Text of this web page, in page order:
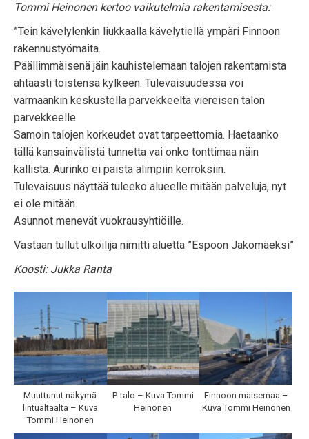
Tommi Heinonen kertoo vaikutelmia rakentamisesta:
”Tein kävelylenkin liukkaalla kävelytiellä ympäri Finnoon
rakennustyömaita.
Päällimmäisenä jäin kauhistelemaan talojen rakentamista
ahtaasti toistensa kylkeen. Tulevaisuudessa voi
varmaankin keskustella parvekkeelta viereisen talon
parvekkeelle.
Samoin talojen korkeudet ovat tarpeettomia. Haetaanko
tällä kansainvälistä tunnetta vai onko tonttimaa näin
kallista. Aurinko ei paista alimpiin kerroksiin.
Tulevaisuus näyttää tuleeko alueelle mitään palveluja, nyt
ei ole mitään.
Asunnot menevät vuokrausyhtiöille.
Vastaan tullut ulkoilija nimitti aluetta ”Espoon Jakomäeksi”
Koosti: Jukka Ranta
Muuttunut näkymä
lintualtaalta – Kuva
Tommi Heinonen
P-talo – Kuva Tommi
Heinonen
Finnoon maisemaa –
Kuva Tommi Heinonen